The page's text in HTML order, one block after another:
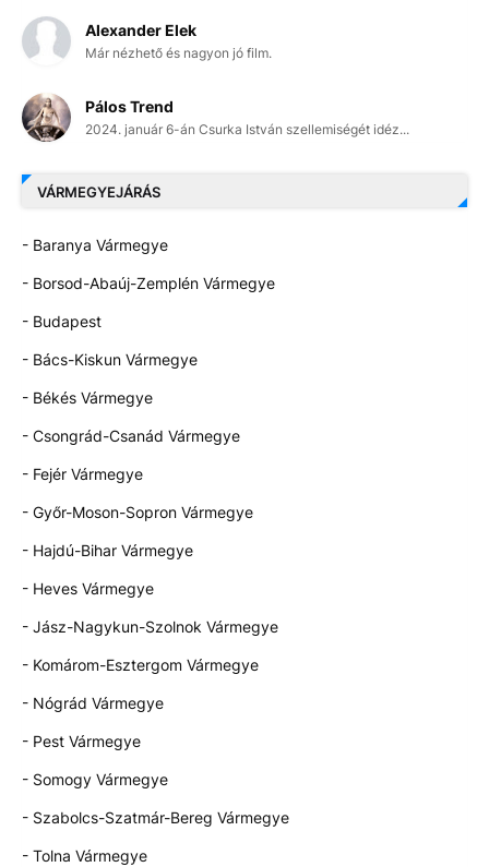
Alexander Elek
Már nézhető és nagyon jó film.
Pálos Trend
2024. január 6-án Csurka István szellemiségét idéz...
VÁRMEGYEJÁRÁS
- Baranya Vármegye
- Borsod-Abaúj-Zemplén Vármegye
- Budapest
- Bács-Kiskun Vármegye
- Békés Vármegye
- Csongrád-Csanád Vármegye
- Fejér Vármegye
- Győr-Moson-Sopron Vármegye
- Hajdú-Bihar Vármegye
- Heves Vármegye
- Jász-Nagykun-Szolnok Vármegye
- Komárom-Esztergom Vármegye
- Nógrád Vármegye
- Pest Vármegye
- Somogy Vármegye
- Szabolcs-Szatmár-Bereg Vármegye
- Tolna Vármegye